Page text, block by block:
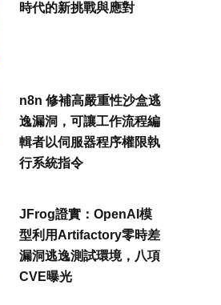
時代的新挑戰與應對
n8n 修補高嚴重性沙盒逃
逸漏洞，可讓工作流程編
輯者以伺服器程序權限執
行系統指令
JFrog證實：OpenAI模
型利用Artifactory零時差
漏洞逃逸測試環境，八項
CVE曝光